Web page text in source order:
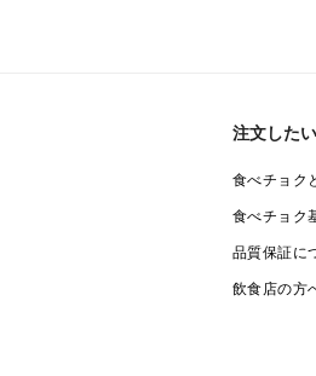
注文したい
食べチョク
食べチョク
品質保証に
飲食店の方